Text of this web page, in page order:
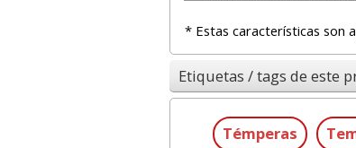
* Estas características son
Etiquetas / tags de este
Témperas